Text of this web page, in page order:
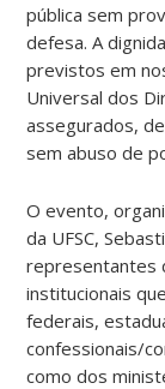
pública sem
defesa. A
previstos em
Universal dos
assegurados,
sem abuso de
O evento,
da UFSC,
representantes
institucionais
federais,
confessionais/
como dos